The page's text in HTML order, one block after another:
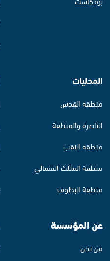
المحليات
منطقة القدس
الناصرة والمنطقة
منطقة النقب
منطقة المثلث الشمالي
منطقة البطوف
عن المؤسسة
من نحن